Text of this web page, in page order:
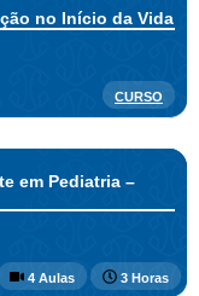
no Início da Vida
CURSO
em Pediatria –
4 Aulas 3 Horas